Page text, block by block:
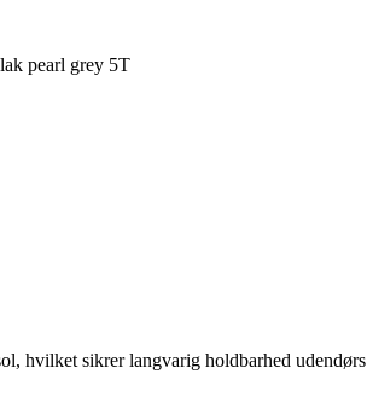
pearl grey 5T
hvilket sikrer langvarig holdbarhed